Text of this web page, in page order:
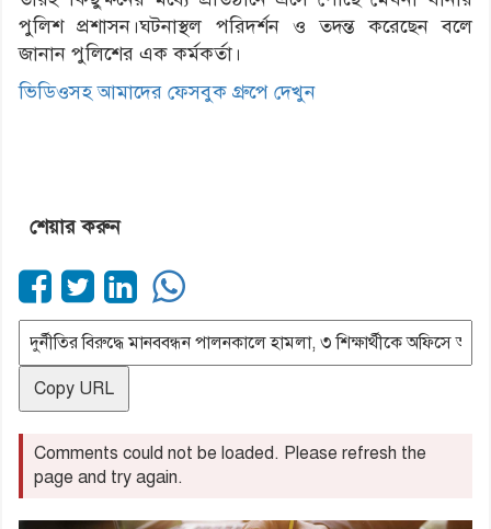
পুলিশ প্রশাসন।ঘটনাস্থল পরিদর্শন ও তদন্ত করেছেন বলে
জানান পুলিশের এক কর্মকর্তা।
ভিডিওসহ আমাদের ফেসবুক গ্রুপে দেখুন
শেয়ার করুন
Copy URL
Comments could not be loaded. Please refresh the
page and try again.